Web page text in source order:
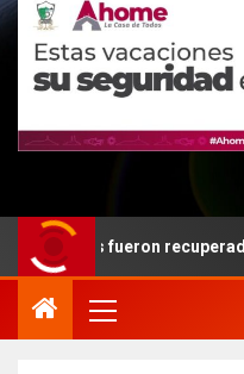
fueron recuperados,